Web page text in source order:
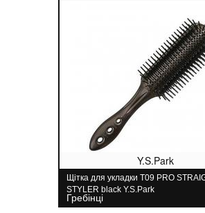
Y.S.Park
Щітка для укладки T09 PRO
STYLER black Y.S.Park
Гребінці